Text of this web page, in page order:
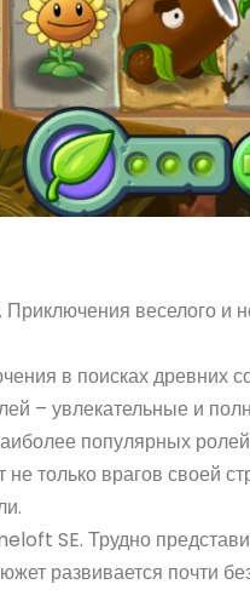
веселого и
в поисках древних
– увлекательные и
популярных
не только врагов
SE. Трудно
развивается почти